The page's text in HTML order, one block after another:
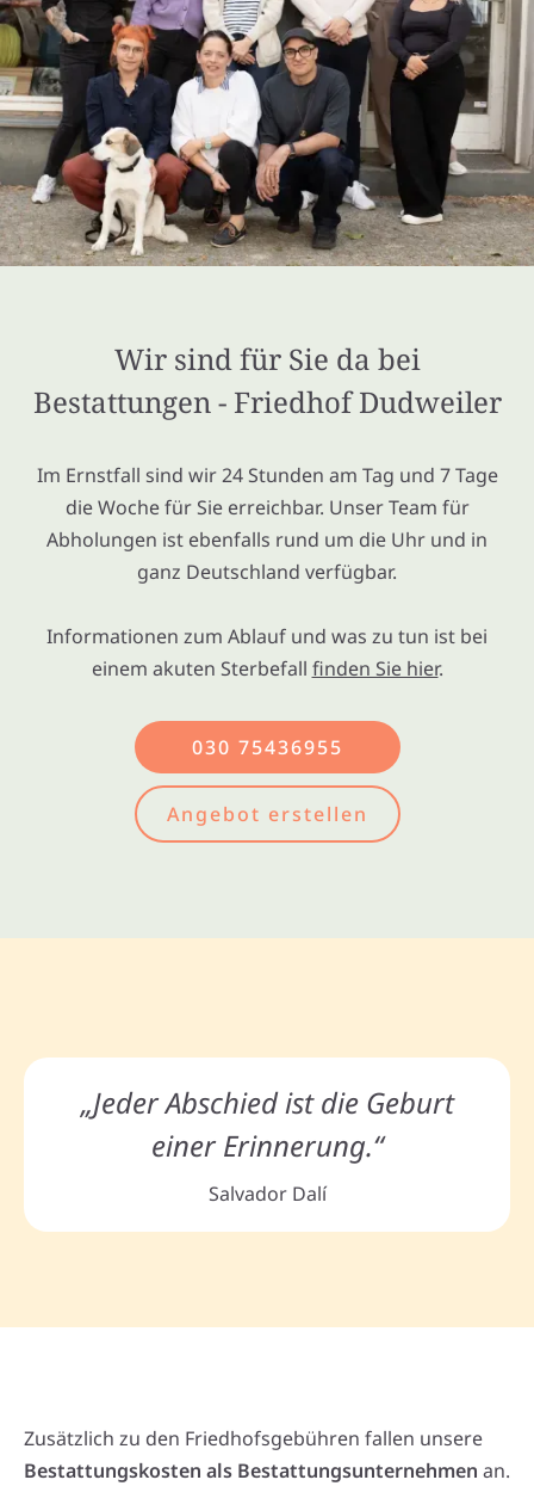
Wir sind für Sie da bei
Bestattungen - Friedhof Dudweiler
Im Ernstfall sind wir 24 Stunden am Tag und 7 Tage
die Woche für Sie erreichbar. Unser Team für
Abholungen ist ebenfalls rund um die Uhr und in
ganz Deutschland verfügbar.
Informationen zum Ablauf und was zu tun ist bei
einem akuten Sterbefall finden Sie hier.
030 75436955
Angebot erstellen
„Jeder Abschied ist die Geburt
einer Erinnerung.“
Salvador Dalí
Zusätzlich zu den Friedhofsgebühren fallen unsere
Bestattungskosten als Bestattungsunternehmen an.